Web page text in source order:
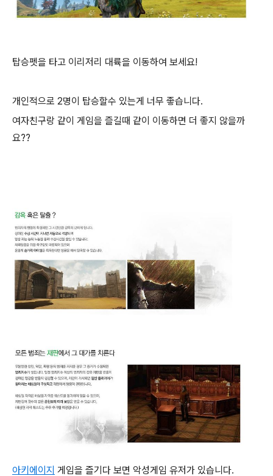
탑승펫을 타고 이리저리 대륙을 이동하여 보세요!
개인적으로 2명이 탑승할수 있는게 너무 좋습니다.
여자친구랑 같이 게임을 즐길때 같이 이동하면 더 좋지 않을까
요??
아키에이지 게임을 즐기다 보면 악성게임 유저가 있습니다.